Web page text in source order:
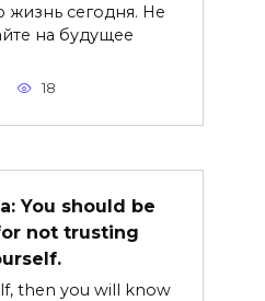
жизнь сегодня. Не
на будущее
18
You should be
not trusting
then you will know